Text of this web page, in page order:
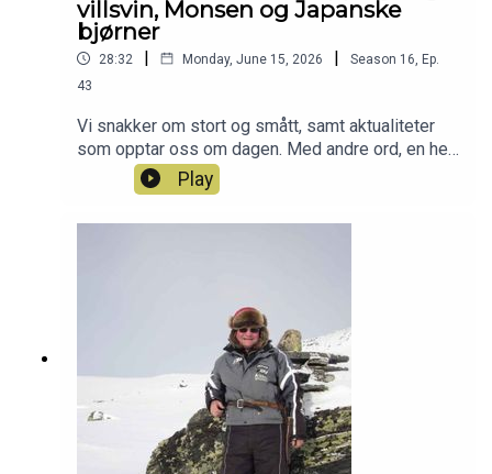
inn her: https://www.patreon.com/c/jegerpodden
villsvin, Monsen og Japanske
bjørner
28:32 | Monday, June 15, 2026 | Season 16 Ep.
43
Vi snakker om stort og smått, samt aktualiteter
som opptar oss om dagen. Med andre ord, en helt
vanlig Tirsdagspodd med Jegerpodden :-) Har du
også lyst til å bli med i Patreon-jaktlaget? Da er
Play